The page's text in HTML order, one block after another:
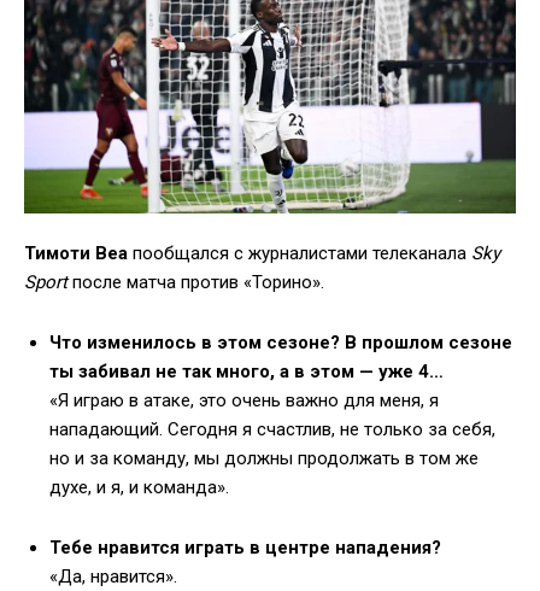
Тимоти Веа пообщался с журналистами телеканала Sky
Sportпосле матча против «Торино».
Что изменилось в этом сезоне? В прошлом сезоне
ты забивал не так много, а в этом — уже 4…
«Я играю в атаке, это очень важно для меня, я
нападающий. Сегодня я счастлив, не только за себя,
но и за команду, мы должны продолжать в том же
духе, и я, и команда».
Тебе нравится играть в центре нападения?
«Да, нравится».